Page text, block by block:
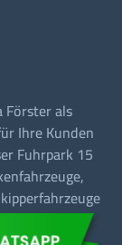
als
Ihre Kunden
Fuhrpark 15
und